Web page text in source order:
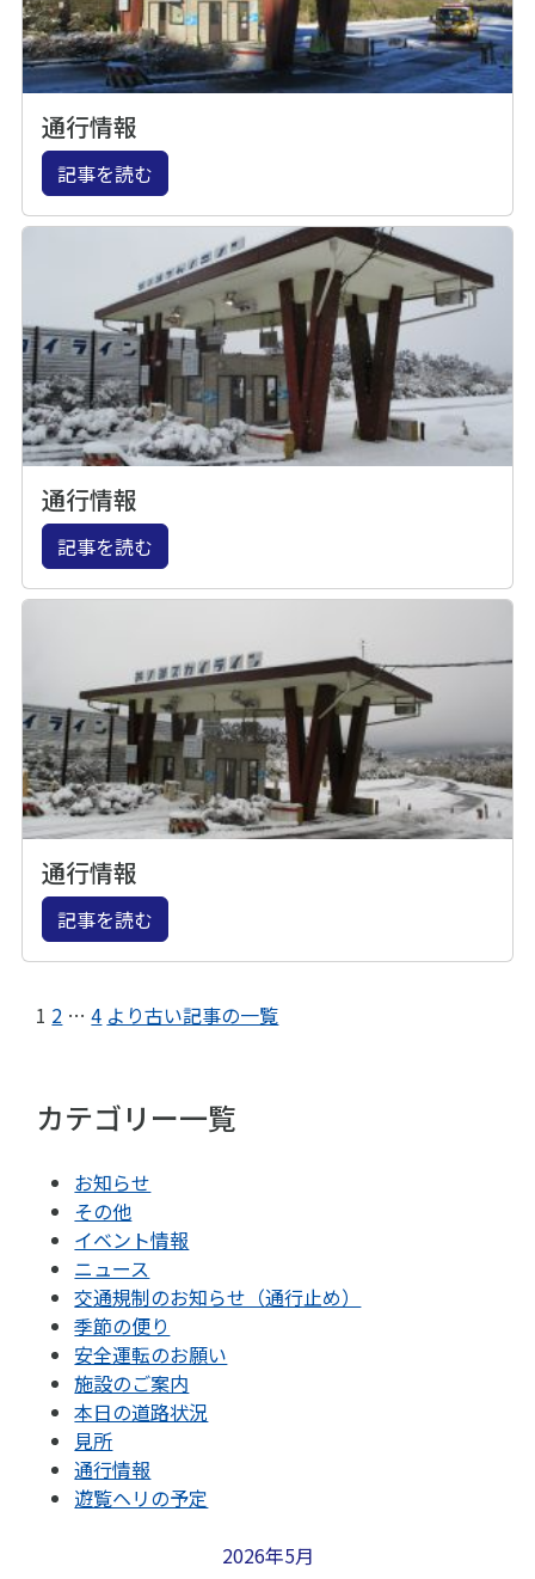
通行情報
記事を読む
通行情報
記事を読む
通行情報
記事を読む
1 2 … 4 より古い記事の一覧
カテゴリー一覧
お知らせ
その他
イベント情報
ニュース
交通規制のお知らせ（通行止め）
季節の便り
安全運転のお願い
施設のご案内
本日の道路状況
見所
通行情報
遊覧ヘリの予定
2026年5月